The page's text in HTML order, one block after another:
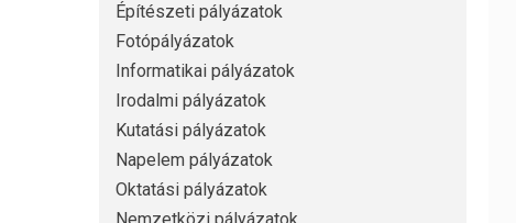
Építészeti pályázatok
Fotópályázatok
Informatikai pályázatok
Irodalmi pályázatok
Kutatási pályázatok
Napelem pályázatok
Oktatási pályázatok